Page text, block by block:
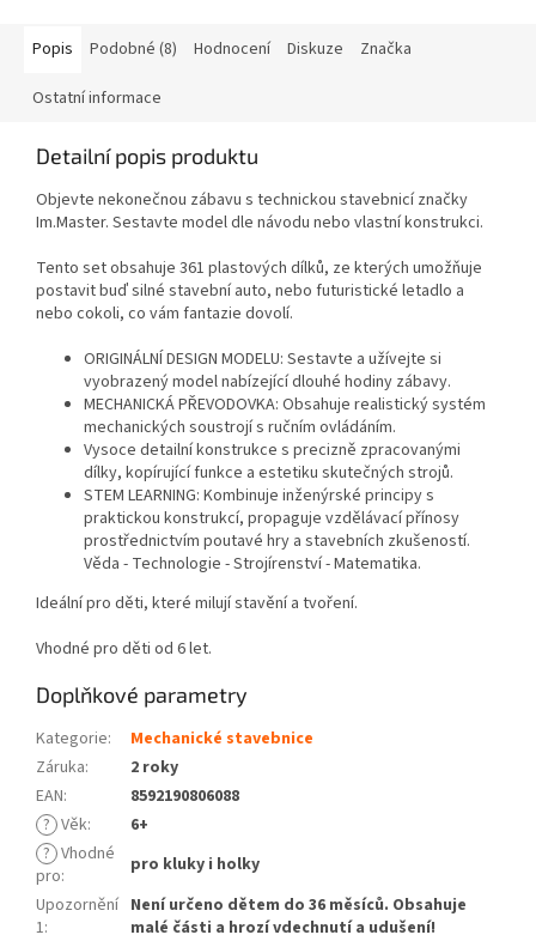
Popis Podobné (8) Hodnocení Diskuze Značka
Ostatní informace
Detailní popis produktu
Objevte nekonečnou zábavu s technickou stavebnicí značky
Im.Master. Sestavte model dle návodu nebo vlastní konstrukci.
Tento set obsahuje 361 plastových dílků, ze kterých umožňuje
postavit buď silné stavební auto, nebo futuristické letadlo a
nebo cokoli, co vám fantazie dovolí.
ORIGINÁLNÍ DESIGN MODELU: Sestavte a užívejte si
vyobrazený model nabízející dlouhé hodiny zábavy.
MECHANICKÁ PŘEVODOVKA: Obsahuje realistický systém
mechanických soustrojí s ručním ovládáním.
Vysoce detailní konstrukce s precizně zpracovanými
dílky, kopírující funkce a estetiku skutečných strojů.
STEM LEARNING: Kombinuje inženýrské principy s
praktickou konstrukcí, propaguje vzdělávací přínosy
prostřednictvím poutavé hry a stavebních zkušeností.
Věda - Technologie - Strojírenství - Matematika.
Ideální pro děti, které milují stavění a tvoření.
Vhodné pro děti od 6 let.
Doplňkové parametry
Kategorie:
Mechanické stavebnice
Záruka:
2 roky
EAN:
8592190806088
? Věk:
6+
? Vhodné
pro:
pro kluky i holky
Upozornění
1:
Není určeno dětem do 36 měsíců. Obsahuje
malé části a hrozí vdechnutí a udušení!